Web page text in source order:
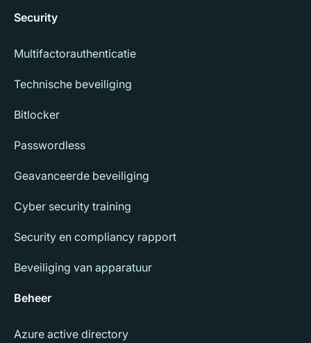
Security
Multifactorauthenticatie
Technische beveiliging
Bitlocker
Passwordless
Geavanceerde beveiliging
Cyber security training
Security en compliancy rapport
Beveiliging van apparatuur
Beheer
Azure active directory